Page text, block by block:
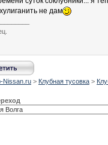
не дам
Nissan.ru > Клубная тусовка >